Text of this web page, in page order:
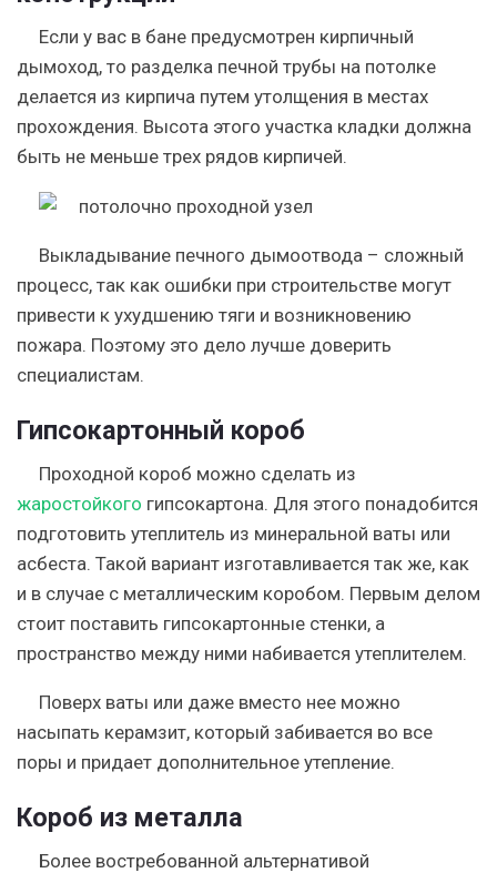
Если у вас в бане предусмотрен кирпичный
дымоход, то разделка печной трубы на потолке
делается из кирпича путем утолщения в местах
прохождения. Высота этого участка кладки должна
быть не меньше трех рядов кирпичей.
Выкладывание печного дымоотвода – сложный
процесс, так как ошибки при строительстве могут
привести к ухудшению тяги и возникновению
пожара. Поэтому это дело лучше доверить
специалистам.
Гипсокартонный короб
Проходной короб можно сделать из
жаростойкого гипсокартона. Для этого понадобится
подготовить утеплитель из минеральной ваты или
асбеста. Такой вариант изготавливается так же, как
и в случае с металлическим коробом. Первым делом
стоит поставить гипсокартонные стенки, а
пространство между ними набивается утеплителем.
Поверх ваты или даже вместо нее можно
насыпать керамзит, который забивается во все
поры и придает дополнительное утепление.
Короб из металла
Более востребованной альтернативой